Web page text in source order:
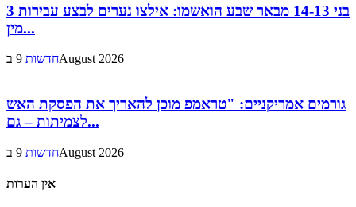
3 בני 14-13 מבאר שבע הואשמו: אילצו נערים לבצע עבירות
מין...
חדשות9 בAugust 2026
גורמים אמריקניים: "טראמפ מוכן להאריך את הפסקת האש
לצמיתות – גם...
חדשות9 בAugust 2026
אין הערות